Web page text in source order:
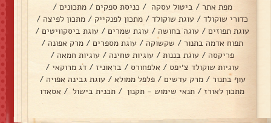
מפת אתר / ביטול עסקה / כניסת ספקים / מתכונים /
כדורי שוקולד / עוגת שוקולד / מתכון לפנקייק / מתכון לפיצה /
עוגת תפוזים / עוגה בחושה / עוגת שמרים / עוגת ביסקוויטים /
תפוח אדמה בתנור / שקשוקה / עוגת מספרים / מרק אפונה /
פריקסה / עוגת בננות / עוגיות טחינה / עוגיות חמאה /
עוגיות שוקולד צ׳יפס / אלפחורס / בראוניז / דג מרוקאי /
עוף בתנור / מרק עדשים / פלפל ממולא / עוגת גבינה אפויה /
מתכון לאורז / תנאי שימוש - תקנון / תכנית בישול / אסאדו